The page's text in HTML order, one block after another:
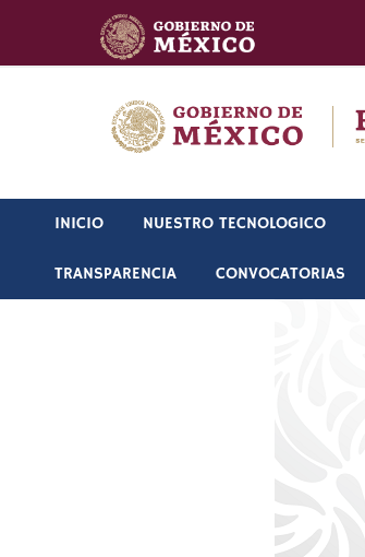
content
INICIO NUESTRO TECNOLOGICO
TRANSPARENCIA CONVOCATORIAS